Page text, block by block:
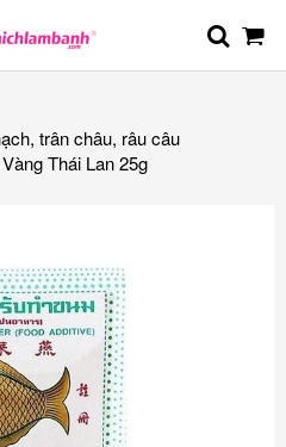
trân châu, râu câu
Thái Lan 25g